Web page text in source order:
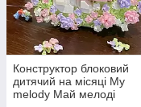
Конструктор блоковий
дитячий на місяці My
melody Май мелоді